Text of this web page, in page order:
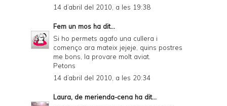
14 d’abril del 2010, a les 19:38
Fem un mos ha dit...
Si ho permets agafo una cullera i
començo ara mateix jejeje, quins postres
me bons, la provare molt aviat.
Petons
14 d’abril del 2010, a les 20:34
Laura, de merienda-cena ha dit...